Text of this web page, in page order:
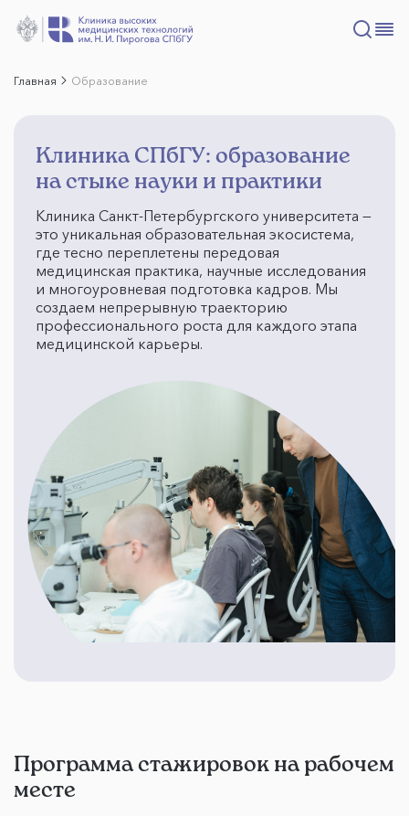
Главная Образование
Клиника СПбГУ: образование
на стыке науки и практики
Клиника Санкт-Петербургского университета —
это уникальная образовательная экосистема,
где тесно переплетены передовая
медицинская практика, научные исследования
и многоуровневая подготовка кадров. Мы
создаем непрерывную траекторию
профессионального роста для каждого этапа
медицинской карьеры.
Программа стажировок на рабочем
месте